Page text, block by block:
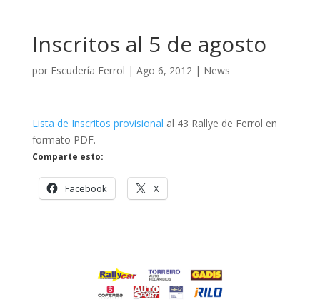
Inscritos al 5 de agosto
por Escudería Ferrol | Ago 6, 2012| News
Lista de Inscritos provisional al 43 Rallye de Ferrol en
formato PDF.
Comparte esto:
Facebook X